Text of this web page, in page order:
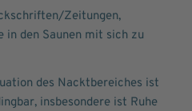
Zeitungen,
in den Saunen mit sich zu
des Nacktbereiches ist
insbesondere ist Ruhe